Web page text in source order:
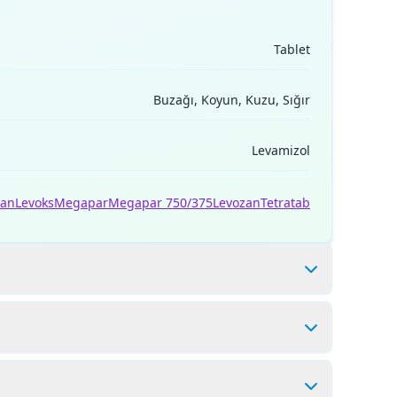
Tablet
Buzağı, Koyun, Kuzu, Sığır
Levamizol
LevoksMegaparMegapar 750/375LevozanTetratab